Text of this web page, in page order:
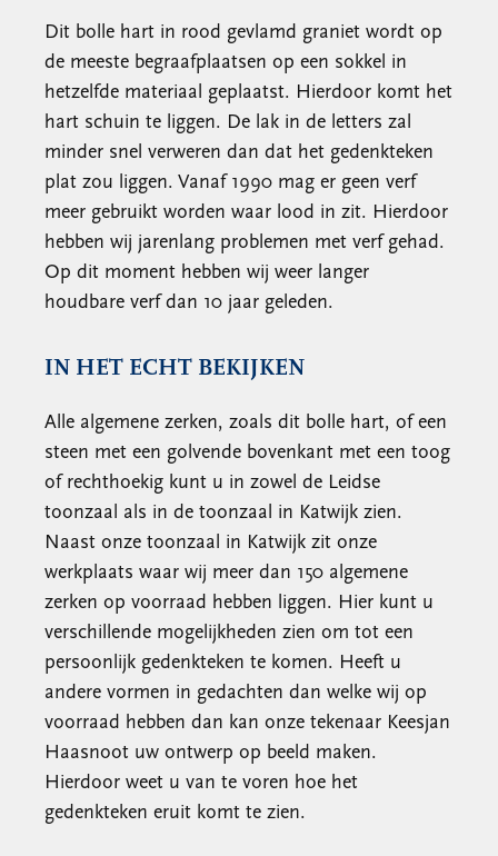
Dit bolle hart in rood gevlamd graniet wordt op
de meeste begraafplaatsen op een sokkel in
hetzelfde materiaal geplaatst. Hierdoor komt het
hart schuin te liggen. De lak in de letters zal
minder snel verweren dan dat het gedenkteken
plat zou liggen. Vanaf 1990 mag er geen verf
meer gebruikt worden waar lood in zit. Hierdoor
hebben wij jarenlang problemen met verf gehad.
Op dit moment hebben wij weer langer
houdbare verf dan 10 jaar geleden.
IN HET ECHT BEKIJKEN
Alle algemene zerken, zoals dit bolle hart, of een
steen met een golvende bovenkant met een toog
of rechthoekig kunt u in zowel de Leidse
toonzaal als in de toonzaal in Katwijk zien.
Naast onze toonzaal in Katwijk zit onze
werkplaats waar wij meer dan 150 algemene
zerken op voorraad hebben liggen. Hier kunt u
verschillende mogelijkheden zien om tot een
persoonlijk gedenkteken te komen. Heeft u
andere vormen in gedachten dan welke wij op
voorraad hebben dan kan onze tekenaar Keesjan
Haasnoot uw ontwerp op beeld maken.
Hierdoor weet u van te voren hoe het
gedenkteken eruit komt te zien.